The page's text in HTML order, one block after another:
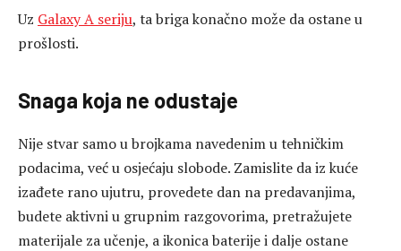
Uz Galaxy A seriju, ta briga konačno može da ostane u
prošlosti.
Snaga koja ne odustaje
Nije stvar samo u brojkama navedenim u tehničkim
podacima, već u osjećaju slobode. Zamislite da iz kuće
izađete rano ujutru, provedete dan na predavanjima,
budete aktivni u grupnim razgovorima, pretražujete
materijale za učenje, a ikonica baterije i dalje ostane